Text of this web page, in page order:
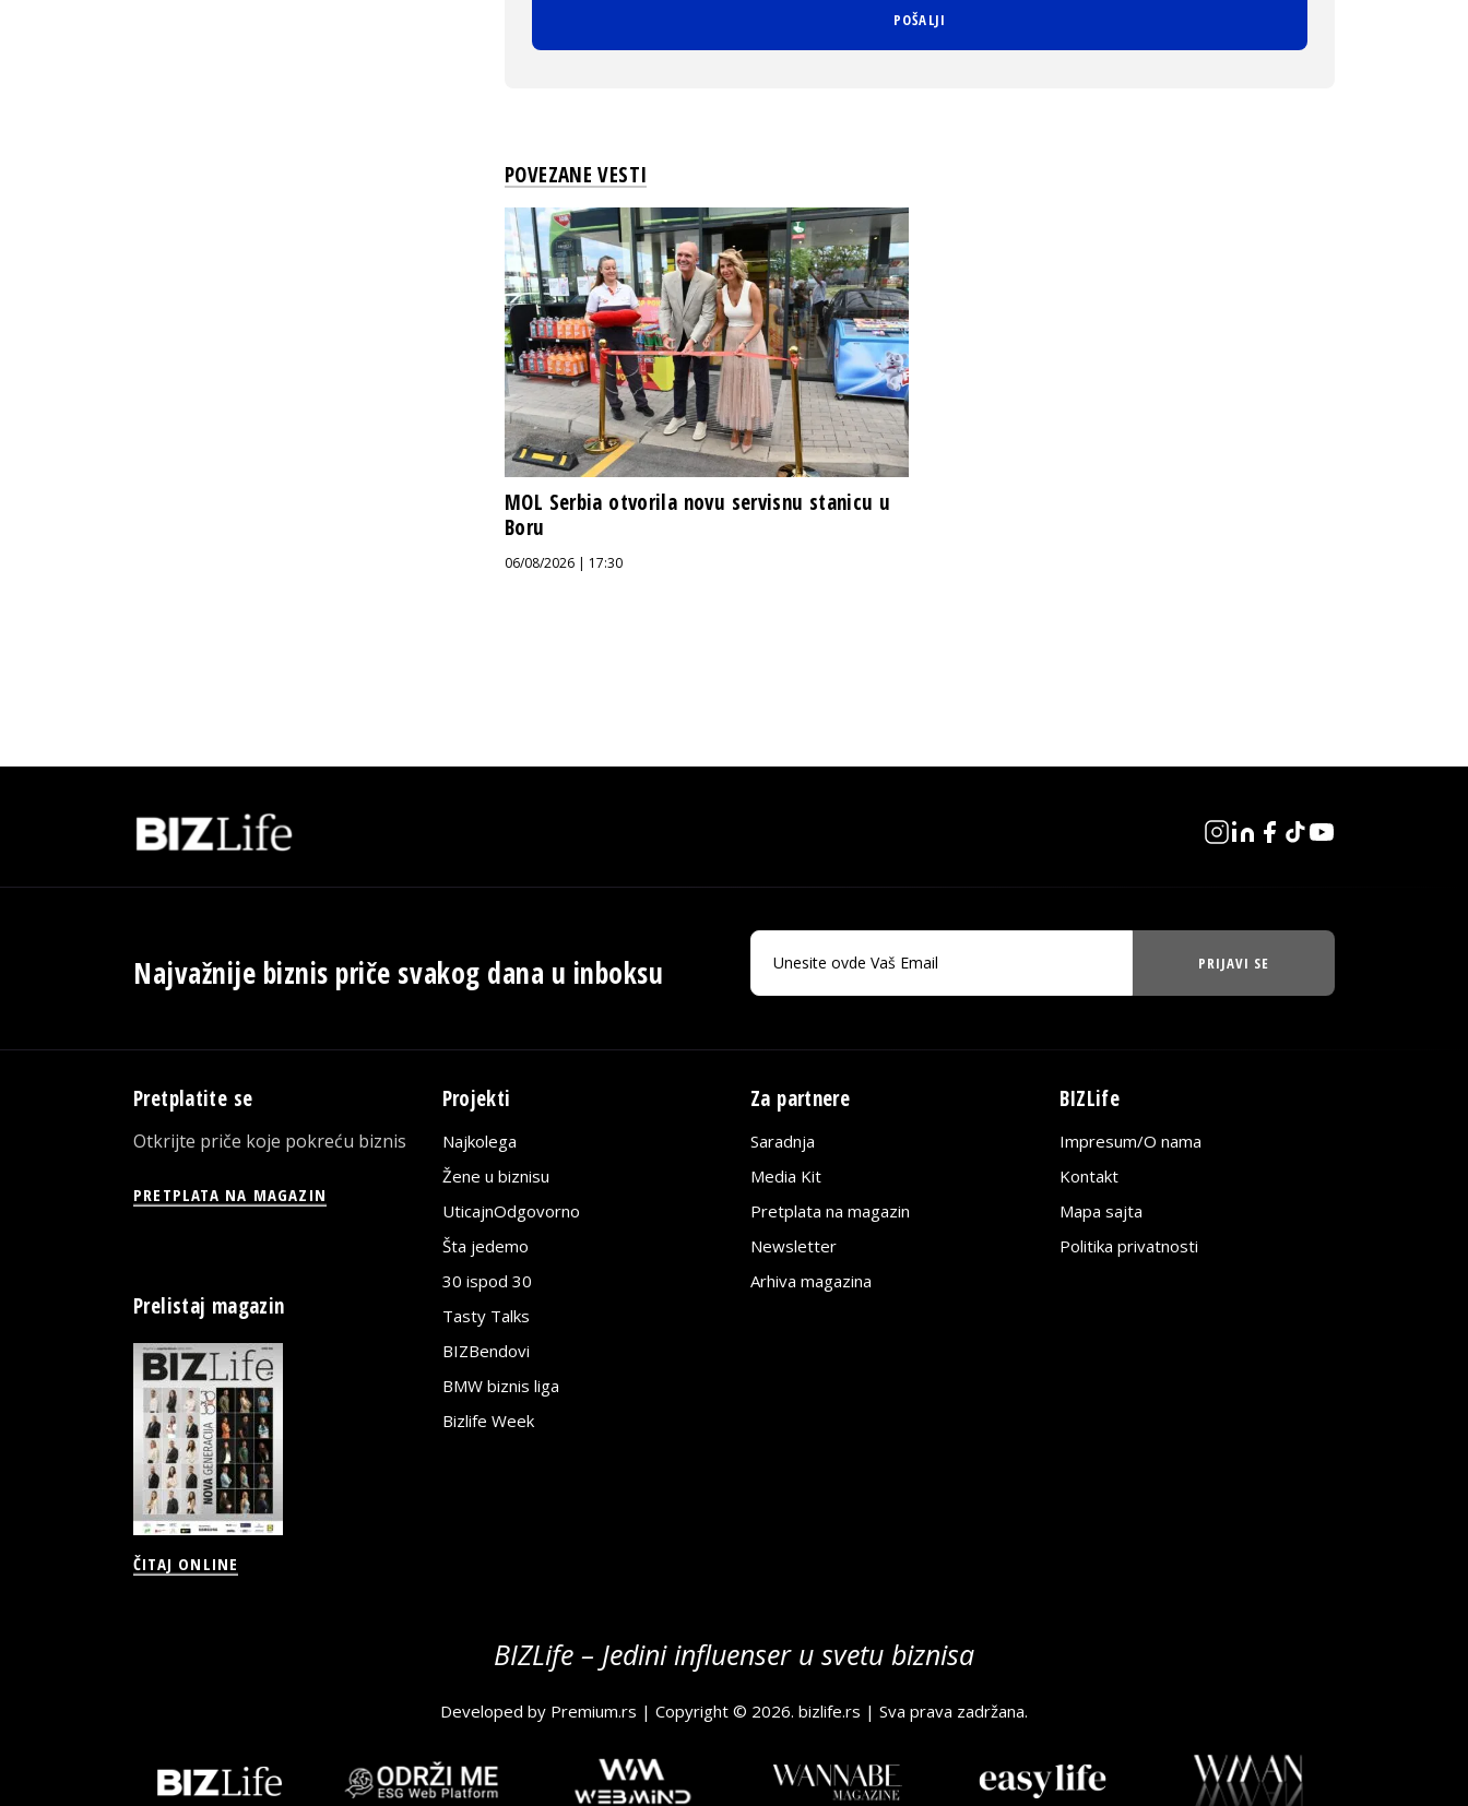
POVEZANE VESTI
MOL Serbia otvorila novu servisnu stanicu u
Boru
06/08/2026 | 17:30
Najvažnije biznis priče svakog dana u inboksu PRIJAVI SE
Pretplatite se
Otkrijte priče koje pokreću biznis
PRETPLATA NA MAGAZIN
Prelistaj magazin
ČITAJ ONLINE
Projekti
Najkolega
Žene u biznisu
UticajnOdgovorno
Šta jedemo
30 ispod 30
Tasty Talks
BIZBendovi
BMW biznis liga
Bizlife Week
Za partnere
Saradnja
Media Kit
Pretplata na magazin
Newsletter
Arhiva magazina
BIZLife
Impresum/O nama
Kontakt
Mapa sajta
Politika privatnosti
BIZLife – Jedini influenser u svetu biznisa
Developed by Premium.rs | Copyright © 2026. bizlife.rs | Sva prava zadržana.